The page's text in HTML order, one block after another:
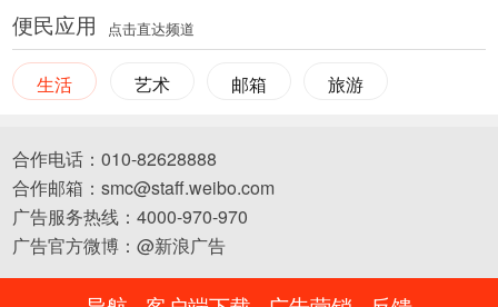
便民应用 点击直达频道
生活 艺术 邮箱 旅游
合作电话：010-82628888
合作邮箱：smc@staff.weibo.com
广告服务热线：4000-970-970
广告官方微博：@新浪广告